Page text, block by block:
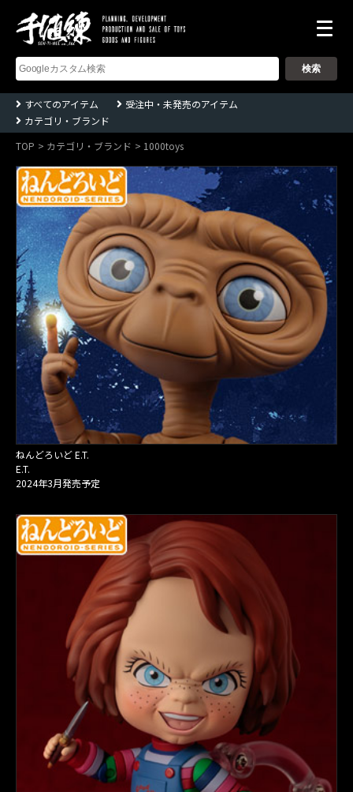
式
会
千
値
練
ー
Sentinel
すべてのアイテム
受注中・未発売のアイテム
カテゴリ・ブランド
TOP
カテゴリ・ブランド 1000toys
ねんどろいど E.T.
E.T.
2024年3月発売予定